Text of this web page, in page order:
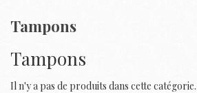
Tampons
Tampons
Il n'y a pas de produits dans cette catégorie.